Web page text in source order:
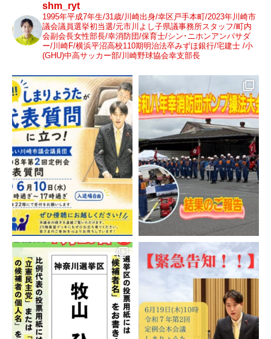
shm_ryt
1995年平成7年生/31歳/川崎出身/幸区戸手本町/2023年川崎市
議会議員選挙初当選/元市川よし子県議事務所スタッフ/町内
会副会長女性部長/幸消防団/保育士/シン･ニホンアンバサダ
ー/川崎F/横浜平沼高校110期明治法卒みずほ銀行/宅建士 /小
(GHU)中高サッカー部/川崎野球協会幸支部長